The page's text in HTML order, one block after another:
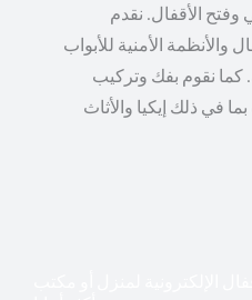
وفتح الأقفال. نقدم
الأمنية للأبواب
كما نقوم بفك وتركيب
في ذلك إيكيا والأثاث